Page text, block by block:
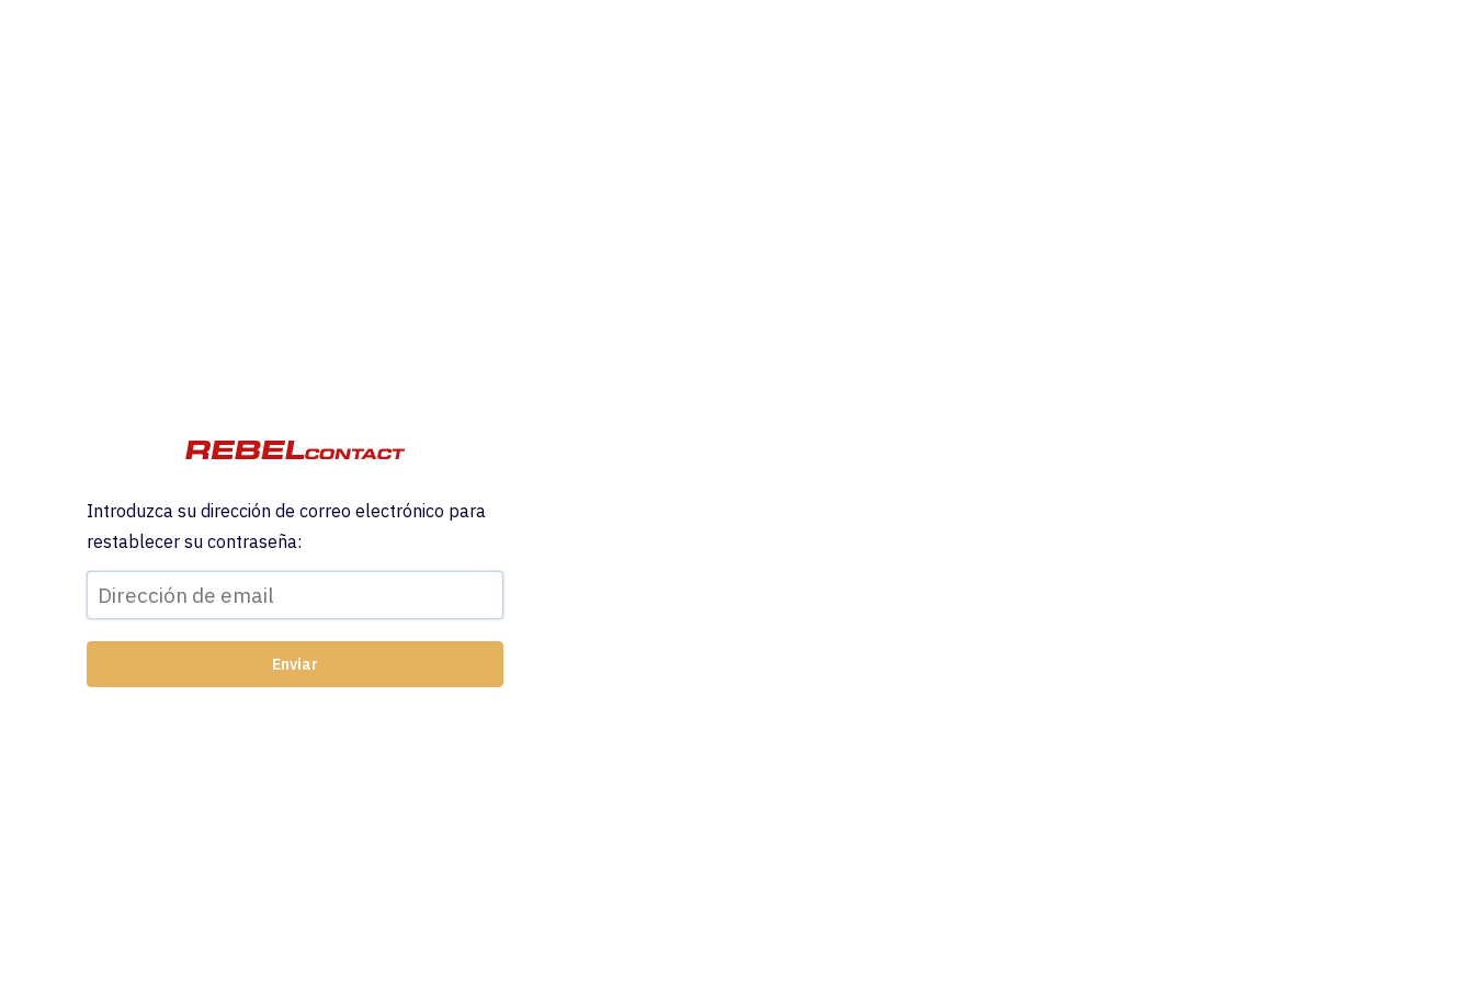
Introduzca su dirección de correo electrónico para
restablecer su contraseña: